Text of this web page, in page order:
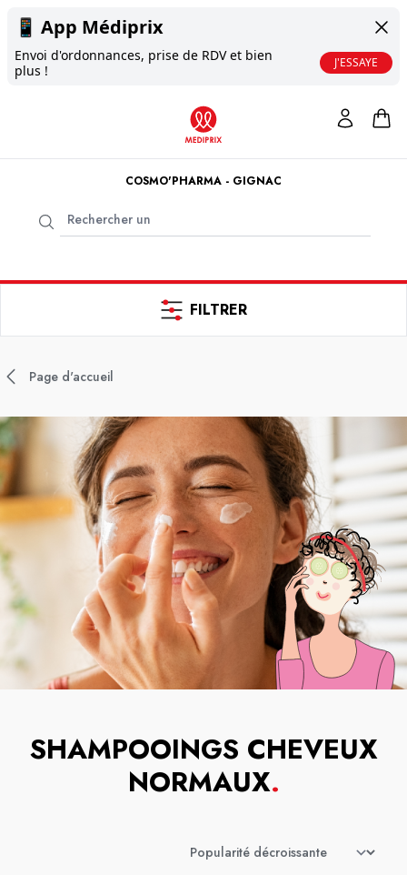
📱 App Médiprix
Envoi d'ordonnances, prise de RDV et bien
plus !
J'ESSAYE
COSMO'PHARMA - GIGNAC
FILTRER
Page d'accueil
SHAMPOOINGS CHEVEUX
NORMAUX.